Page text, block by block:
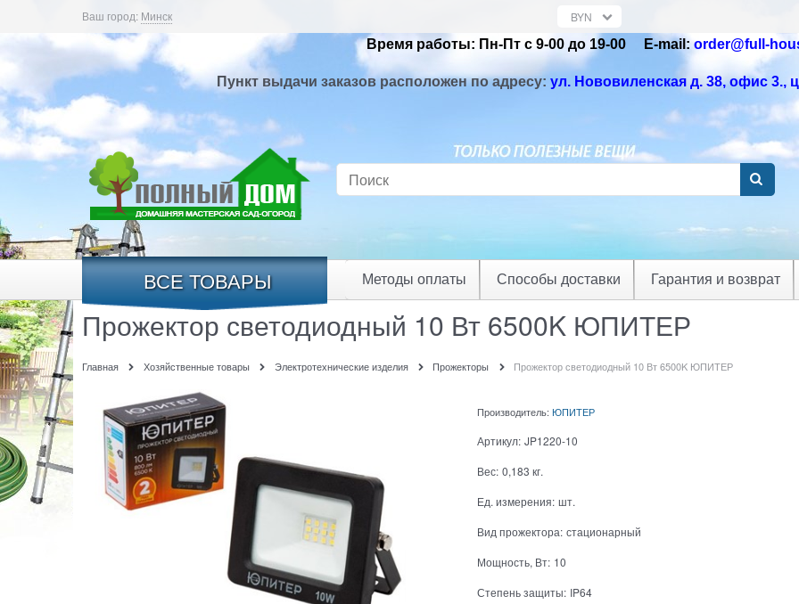
Ваш город: Минск
Время работы: Пн-Пт с 9-00 до 19-00 Е-mail:order@full-
Пункт выдачи заказов расположен по адресу: ул. Нововиленская д. 38, офис 3.,
ВСЕ ТОВАРЫ Методы оплаты Способы доставки Гарантия и возврат
Прожектор светодиодный 10 Вт 6500K ЮПИТЕР
Главная Хозяйственные товары Электротехнические изделия Прожекторы Прожектор светодиодный 10 Вт 6500K ЮПИТЕР
Производитель: ЮПИТЕР
Артикул: JP1220-10
Вес: 0,183 кг.
Ед. измерения: шт.
Вид прожектора: стационарный
Мощность, Вт: 10
Степень защиты: IP64